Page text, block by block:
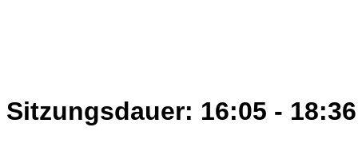
Sitzungsdauer: 16:05 -